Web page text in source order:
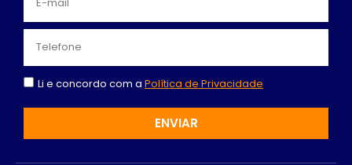
Li e concordo com a Política de Privacidade
ENVIAR